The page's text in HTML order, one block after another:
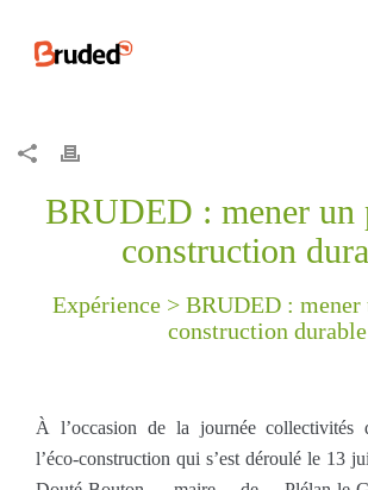
BRUDED : mener un
construction
Expérience > BRUDED : mener
construction durable
À l’occasion de la journée collectivités
l’éco-construction qui s’est déroulé le 13